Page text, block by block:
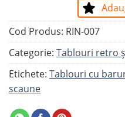
Cod Produs: RIN-007
Categorie: Tablouri retro
Etichete: Tablouri cu
scaune